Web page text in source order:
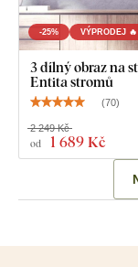
-25% VÝPRODEJ 🔥
3 dílný obraz na
Entita stromů
(70)
od 1 689 Kč
2 249 Kč